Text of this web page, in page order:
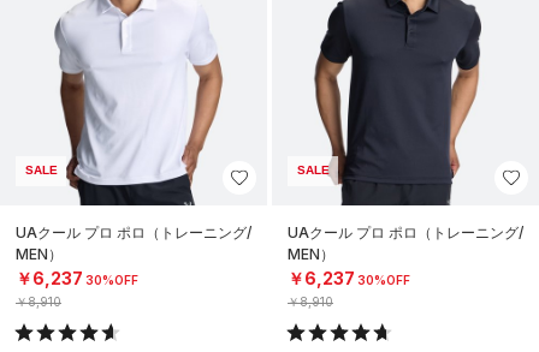
SALE
UAクール プロ ポロ（トレーニング/
MEN）
￥6,237 30%OFF
￥8,910
SALE
UAクール プロ ポロ（トレーニング/
MEN）
￥6,237 30%OFF
￥8,910